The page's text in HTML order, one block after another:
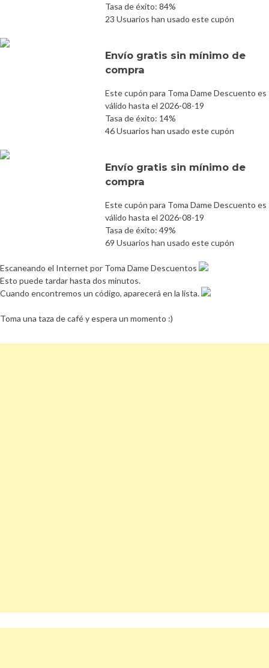
Tasa de éxito: 84%
23 Usuarios han usado este cupón
Envío gratis sin mínimo de
compra
Este cupón para Toma Dame Descuento es
válido hasta el 2026-08-19
Tasa de éxito: 14%
46 Usuarios han usado este cupón
Envío gratis sin mínimo de
compra
Este cupón para Toma Dame Descuento es
válido hasta el 2026-08-19
Tasa de éxito: 49%
69 Usuarios han usado este cupón
Escaneando el Internet por Toma Dame Descuentos
Esto puede tardar hasta dos minutos.
Cuando encontremos un código, aparecerá en la lista.
Toma una taza de café y espera un momento :)